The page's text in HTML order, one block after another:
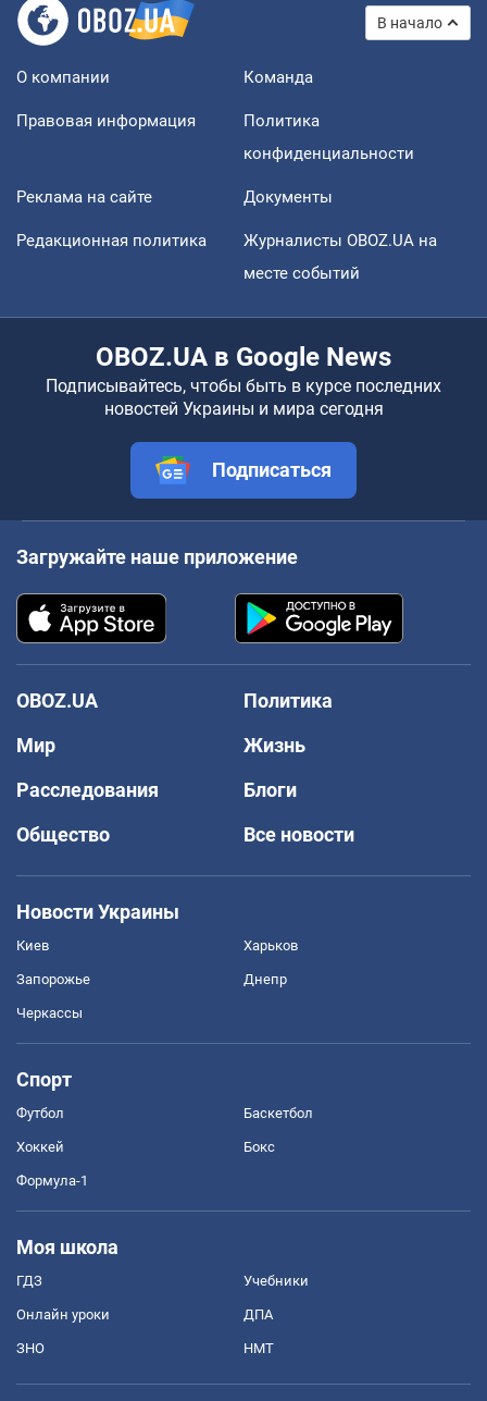
В начало
О компании Команда
Правовая информация
Политика
конфиденциальности
Реклама на сайте Документы
Редакционная политика
Журналисты OBOZ.UA на
месте событий
OBOZ.UA в Google News
Подписывайтесь, чтобы быть в курсе последних
новостей Украины и мира сегодня
Подписаться
Загружайте наше приложение
OBOZ.UA
Политика
Мир
Жизнь
Расследования
Блоги
Общество
Все новости
Новости Украины
Киев Харьков
Запорожье Днепр
Черкассы
Спорт
Футбол Баскетбол
Хоккей Бокс
Формула-1
Моя школа
ГДЗ Учебники
Онлайн уроки ДПА
ЗНО НМТ